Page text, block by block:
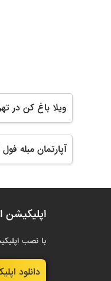
ویلا باغ کن در
آپارتمان مبله
اپلیکیشن
با نصب
دانلود